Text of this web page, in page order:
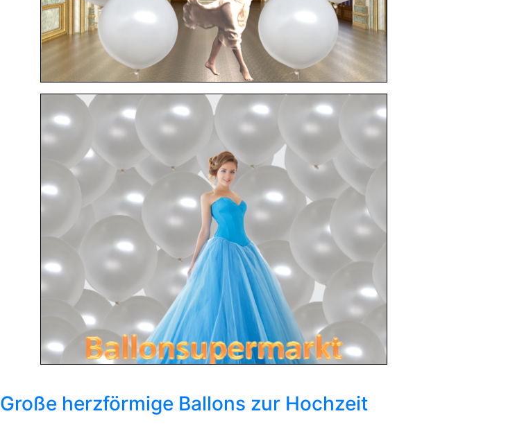
Große herzförmige Ballons zur Hochzeit